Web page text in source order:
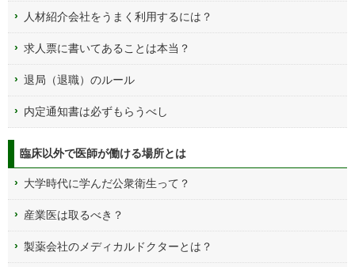
人材紹介会社をうまく利用するには？
求人票に書いてあることは本当？
退局（退職）のルール
内定通知書は必ずもらうべし
臨床以外で医師が働ける場所とは
大学時代に学んだ公衆衛生って？
産業医は取るべき？
製薬会社のメディカルドクターとは？